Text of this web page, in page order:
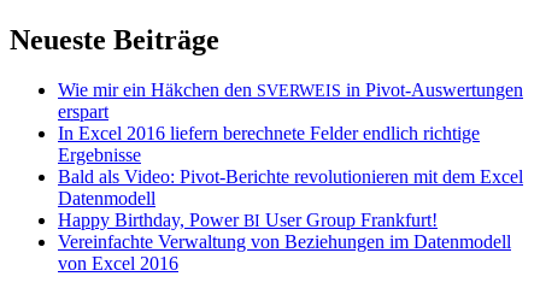
Neueste Beiträge
Wie mir ein Häkchen den SVERWEIS in Pivot-Auswertungen
erspart
In Excel 2016 liefern berechnete Felder endlich richtige
Ergebnisse
Bald als Video: Pivot-Berichte revolutionieren mit dem Excel
Datenmodell
Happy Birthday, PowerBI User Group Frankfurt!
Vereinfachte Verwaltung von Beziehungen im Datenmodell
von Excel 2016